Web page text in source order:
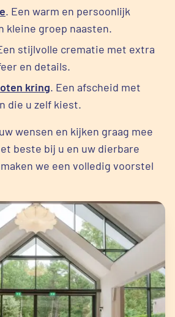
. Een warm en persoonlijk
kleine groep naasten.
stijlvolle crematie met extra
en details.
kring. Een afscheid met
die u zelf kiest.
wensen en kijken graag mee
beste bij u en uw dierbare
we een volledig voorstel